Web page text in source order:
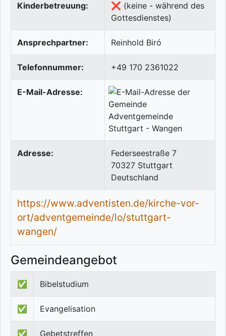
Kinderbetreuung:
❌ (keine - während des
Gottesdienstes)
Ansprechpartner: Reinhold Biró
Telefonnummer: +49 170 2361022
E-Mail-Adresse:
Adresse:
Federseestraße 7
70327 Stuttgart
Deutschland
https://www.adventisten.de/kirche-vor-
ort/adventgemeinde/lo/stuttgart-
wangen/
Gemeindeangebot
✅ Bibelstudium
✅ Evangelisation
✅ Gebetstreffen